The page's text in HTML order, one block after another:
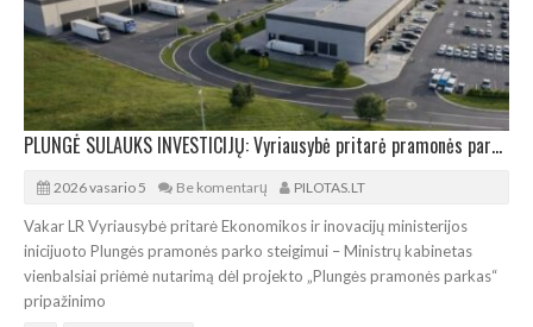
PLUNGĖ SULAUKS INVESTICIJŲ: Vyriausybė pritarė pramonės parko steigimui
2026 vasario 5 Be komentarų PILOTAS.LT
Vakar LR Vyriausybė pritarė Ekonomikos ir inovacijų ministerijos
inicijuoto Plungės pramonės parko steigimui – Ministrų kabinetas
vienbalsiai priėmė nutarimą dėl projekto „Plungės pramonės parkas“
pripažinimo